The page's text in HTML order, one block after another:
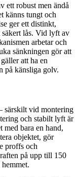
ett robust men ändå
känns tungt och
ger ett distinkt,
säkert lås. Vid lyft av
arbetar och
sänkningen gör att
att ha en
på känsliga golv.
särskilt vid montering
och stabilt lyft är
med bara en hand,
objektet, gör
proffs och
på upp till 150